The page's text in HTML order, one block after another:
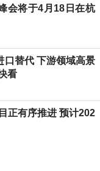
会将于4月18日在杭
口替代 下游领域高景
看
正有序推进 预计202